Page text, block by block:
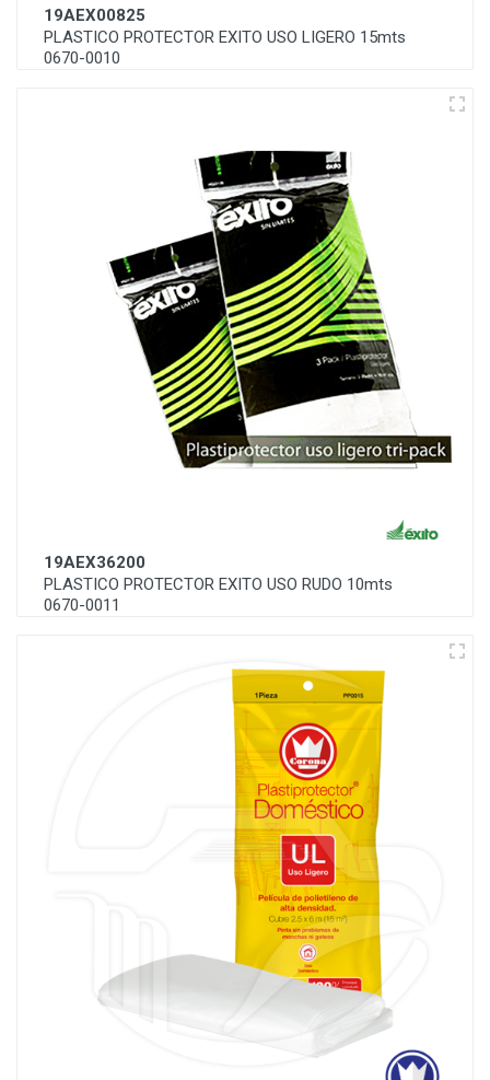
19AEX00825
PLASTICO PROTECTOR EXITO USO LIGERO 15mts
0670-0010
19AEX36200
PLASTICO PROTECTOR EXITO USO RUDO 10mts
0670-0011